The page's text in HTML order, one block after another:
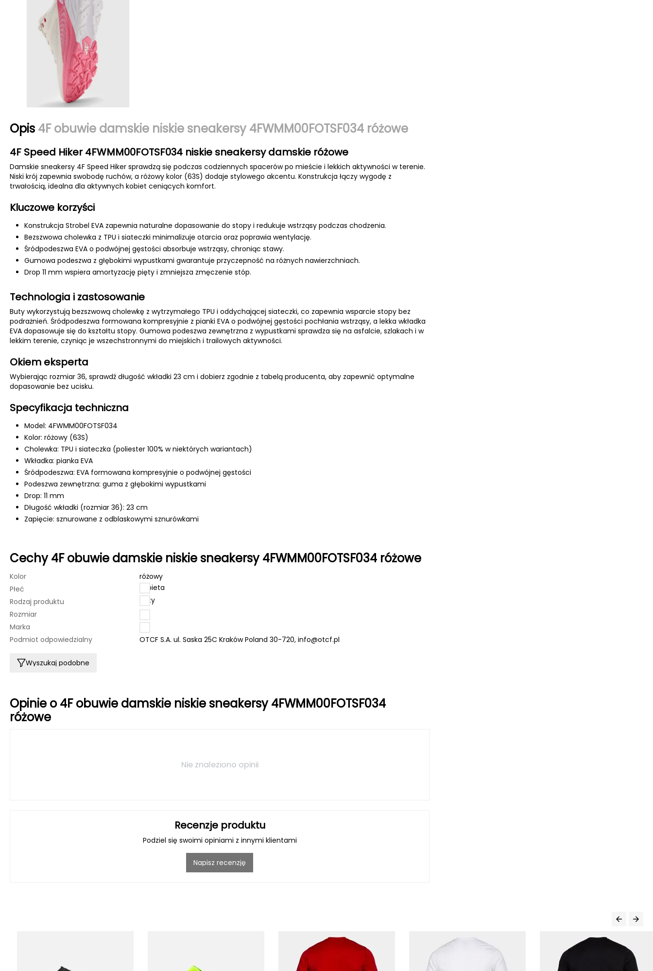
Opis 4F obuwie damskie niskie sneakersy 4FWMM00FOTSF034 różowe
4F Speed Hiker 4FWMM00FOTSF034 niskie sneakersy damskie różowe
Damskie sneakersy 4F Speed Hiker sprawdzą się podczas codziennych spacerów po mieście i lekkich aktywności w terenie.
Niski krój zapewnia swobodę ruchów, a różowy kolor (63S) dodaje stylowego akcentu. Konstrukcja łączy wygodę z
trwałością, idealna dla aktywnych kobiet ceniących komfort.
Kluczowe korzyści
Konstrukcja Strobel EVA zapewnia naturalne dopasowanie do stopy i redukuje wstrząsy podczas chodzenia.
Bezszwowa cholewka z TPU i siateczki minimalizuje otarcia oraz poprawia wentylację.
Śródpodeszwa EVA o podwójnej gęstości absorbuje wstrząsy, chroniąc stawy.
Gumowa podeszwa z głębokimi wypustkami gwarantuje przyczepność na różnych nawierzchniach.
Drop 11 mm wspiera amortyzację pięty i zmniejsza zmęczenie stóp.
Technologia i zastosowanie
Buty wykorzystują bezszwową cholewkę z wytrzymałego TPU i oddychającej siateczki, co zapewnia wsparcie stopy bez
podrażnień. Śródpodeszwa formowana kompresyjnie z pianki EVA o podwójnej gęstości pochłania wstrząsy, a lekka wkładka
EVA dopasowuje się do kształtu stopy. Gumowa podeszwa zewnętrzna z wypustkami sprawdza się na asfalcie, szlakach i w
lekkim terenie, czyniąc je wszechstronnymi do miejskich i trailowych aktywności.
Okiem eksperta
Wybierając rozmiar 36, sprawdź długość wkładki 23 cm i dobierz zgodnie z tabelą producenta, aby zapewnić optymalne
dopasowanie bez ucisku.
Specyfikacja techniczna
Model: 4FWMM00FOTSF034
Kolor: różowy (63S)
Cholewka: TPU i siateczka (poliester 100% w niektórych wariantach)
Wkładka: pianka EVA
Śródpodeszwa: EVA formowana kompresyjnie o podwójnej gęstości
Podeszwa zewnętrzna: guma z głębokimi wypustkami
Drop: 11 mm
Długość wkładki (rozmiar 36): 23 cm
Zapięcie: sznurowane z odblaskowymi sznurówkami
Cechy 4F obuwie damskie niskie sneakersy 4FWMM00FOTSF034 różowe
Kolor
różowy
Płeć
kobieta
Rodzaj produktu
buty
Rozmiar
Marka
Podmiot odpowiedzialny
OTCF S.A. ul. Saska 25C Kraków Poland 30-720,info@otcf.pl
Wyszukaj podobne
Opinie o 4F obuwie damskie niskie sneakersy 4FWMM00FOTSF034
różowe
Nie znaleziono opinii
Recenzje produktu
Podziel się swoimi opiniami z innymi klientami
Napisz recenzję